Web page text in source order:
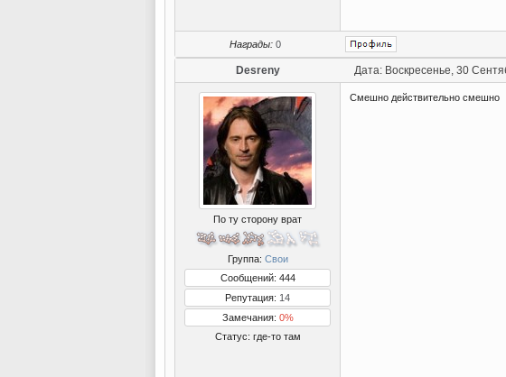
Награды: 0
Desreny Дата: Воскресенье, 30
По ту сторону врат
Группа: Свои
Сообщений: 444
Репутация: 14
Замечания: 0%
Статус: где-то там
Смешно действительно смешно